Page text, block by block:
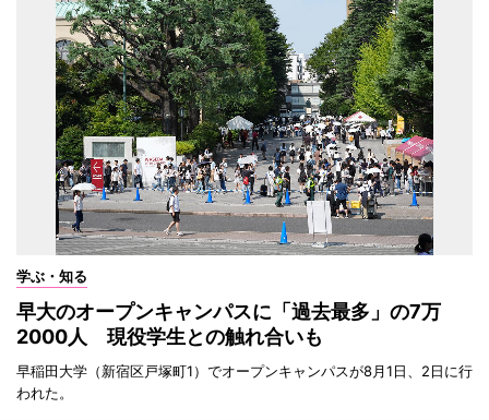
学ぶ・知る
早大のオープンキャンパスに「過去最多」の7万
2000人 現役学生との触れ合いも
早稲田大学（新宿区戸塚町1）でオープンキャンパスが8月1日、2日に行
われた。